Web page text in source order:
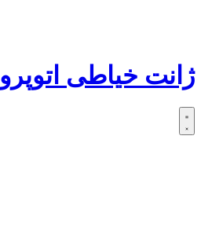
ژانت خیاطی اتوپرو